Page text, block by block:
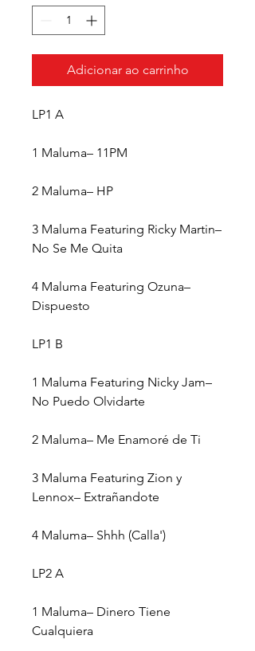
Adicionar ao carrinho
LP1 A
1 Maluma– 11PM
2 Maluma– HP
3 Maluma Featuring Ricky Martin–
No Se Me Quita
4 Maluma Featuring Ozuna–
Dispuesto
LP1 B
1 Maluma Featuring Nicky Jam–
No Puedo Olvidarte
2 Maluma– Me Enamoré de Ti
3 Maluma Featuring Zion y
Lennox– Extrañandote
4 Maluma– Shhh (Calla')
LP2 A
1 Maluma– Dinero Tiene
Cualquiera